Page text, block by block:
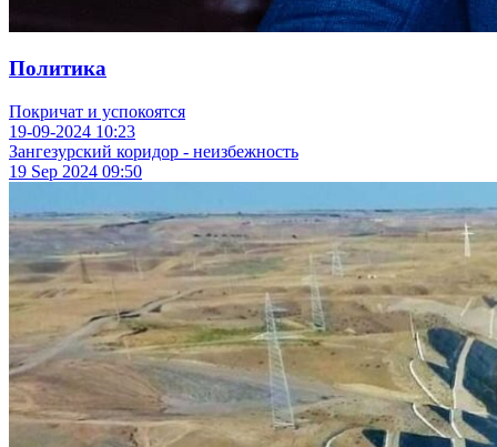
Политика
Покричат и успокоятся
19-09-2024 10:23
Зангезурский коридор - неизбежность
19 Sep 2024 09:50